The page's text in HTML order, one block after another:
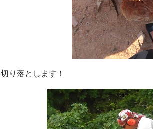
切り落とします！